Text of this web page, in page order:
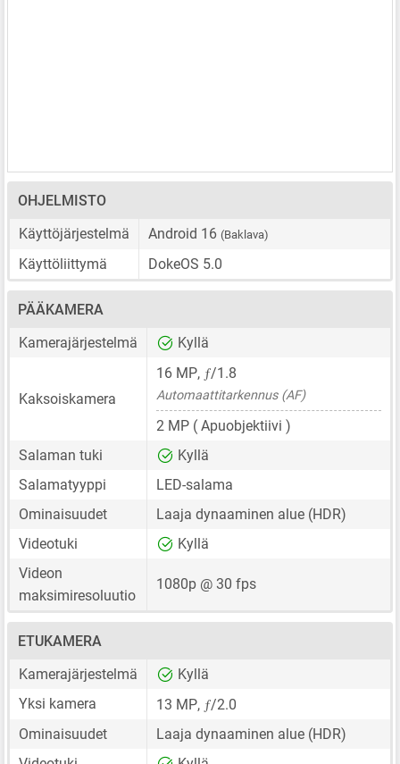
OHJELMISTO
Käyttöjärjestelmä
Android 16 (Baklava)
Käyttöliittymä DokeOS 5.0
PÄÄKAMERA
Kamerajärjestelmä
Kyllä
Kaksoiskamera
16 MP, ƒ/1.8
Automaattitarkennus (AF)
2 MP ( Apuobjektiivi )
Salaman tuki
Kyllä
Salamatyyppi
LED-salama
Ominaisuudet
Laaja dynaaminen alue (HDR)
Videotuki
Kyllä
Videon
maksimiresoluutio
1080p @ 30 fps
ETUKAMERA
Kamerajärjestelmä
Kyllä
Yksi kamera
13 MP, ƒ/2.0
Ominaisuudet
Laaja dynaaminen alue (HDR)